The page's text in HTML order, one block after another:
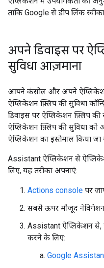
ताकि Google से डीप लिंक
अपने डिवाइस पर
सुविधा आज़माना
आपने कंसोल और अपने ऐप्लिकेशन
ऐप्लिकेशन फ़्लिप की सुविधा
डिवाइस पर ऐप्लिकेशन फ़्लिप
ऐप्लिकेशन फ़्लिप की सुविधा
ऐप्लिकेशन का इस्तेमाल किया जा
Assistant ऐप्लिकेशन से
लिए, यह तरीका अपनाएं:
Actions console पर
सबसे ऊपर मौजूद
Assistant ऐप्लिकेशन से,
करने के लिए:
Google